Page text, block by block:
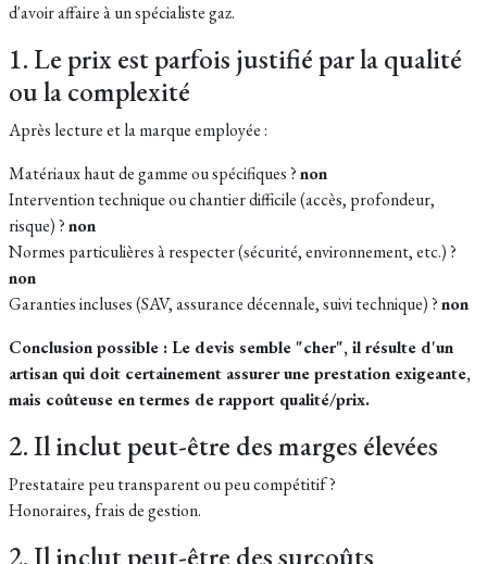
d'avoir affaire à un spécialiste gaz.
1. Le prix est parfois justifié par la qualité
ou la complexité
Après lecture et la marque employée :
Matériaux haut de gamme ou spécifiques ?non
Intervention technique ou chantier difficile (accès, profondeur,
risque) ?non
Normes particulières à respecter (sécurité, environnement, etc.) ?
non
Garanties incluses (SAV, assurance décennale, suivi technique) ?non
Conclusion possible : Le devis semble "cher", il résulte d'un
artisan qui doit certainement assurer une prestation exigeante,
mais coûteuse en termes de rapport qualité/prix.
2. Il inclut peut-être des marges élevées
Prestataire peu transparent ou peu compétitif ?
Honoraires, frais de gestion.